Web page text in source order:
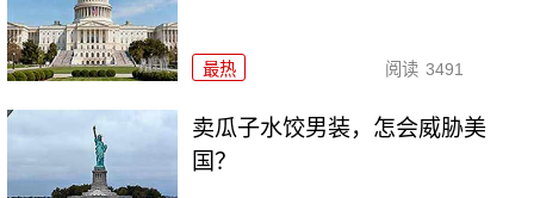
最热 阅读 3491
卖瓜子水饺男装，怎会威胁美
国？